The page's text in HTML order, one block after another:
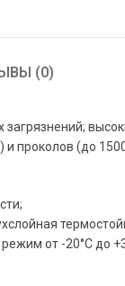
(0)
проколов (до
от -20°С до